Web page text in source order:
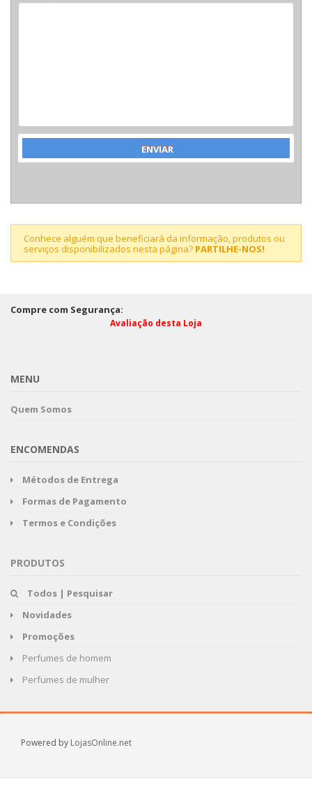
Conhece alguém que beneficiará da informação, produtos ou
serviços disponibilizados nesta página? PARTILHE-NOS!
Compre com Segurança:
Avaliação desta Loja
MENU
Quem Somos
ENCOMENDAS
Métodos de Entrega
Formas de Pagamento
Termos e Condições
PRODUTOS
Todos | Pesquisar
Novidades
Promoções
Perfumes de homem
Perfumes de mulher
Powered by LojasOnline.net